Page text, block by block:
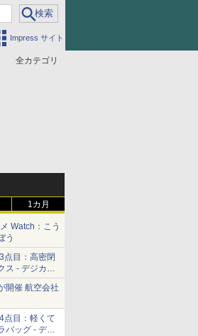
Impress サイト
全カテゴリ
1カ月
Watch：こう
う
点目：高密閉
ス - デジカメ
開催 航空会社
点目：軽くて
バッグ - デジ